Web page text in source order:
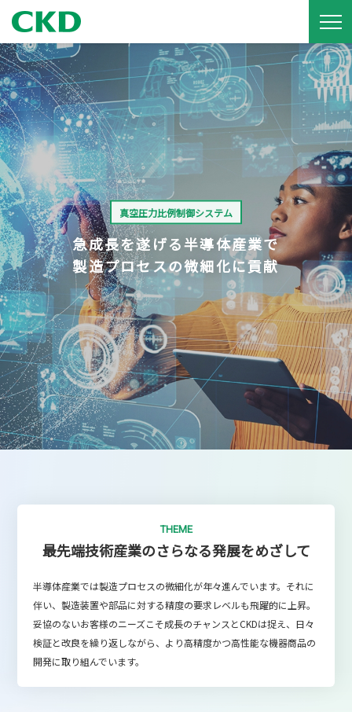
真空圧力比例制御システム
急成長を遂げる半導体産業で
製造プロセスの微細化に貢献
THEME
最先端技術産業のさらなる発展をめざして
半導体産業では製造プロセスの微細化が年々進んでいます。それに
伴い、製造装置や部品に対する精度の要求レベルも飛躍的に上昇。
妥協のないお客様のニーズこそ成長のチャンスとCKDは捉え、日々
検証と改良を繰り返しながら、より高精度かつ高性能な機器商品の
開発に取り組んでいます。